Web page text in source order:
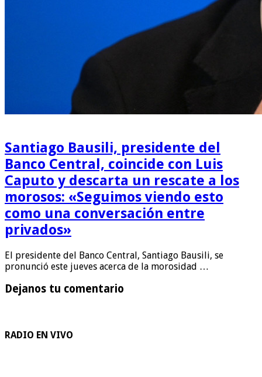
Santiago Bausili, presidente del
Banco Central, coincide con Luis
Caputo y descarta un rescate a los
morosos: «Seguimos viendo esto
como una conversación entre
privados»
El presidente del Banco Central, Santiago Bausili, se
pronunció este jueves acerca de la morosidad …
Dejanos tu comentario
RADIO EN VIVO